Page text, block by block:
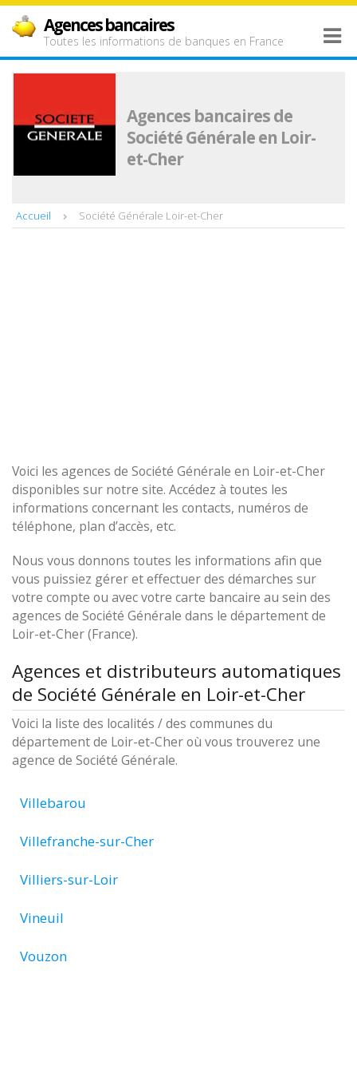
Agences bancaires
Toutes les informations de banques en France
Agences bancaires de
Société Générale en Loir-
et-Cher
Accueil Société Générale Loir-et-Cher
Voici les agences de Société Générale en Loir-et-Cher
disponibles sur notre site. Accédez à toutes les
informations concernant les contacts, numéros de
téléphone, plan d’accès, etc.
Nous vous donnons toutes les informations afin que
vous puissiez gérer et effectuer des démarches sur
votre compte ou avec votre carte bancaire au sein des
agences de Société Générale dans le département de
Loir-et-Cher (France).
Agences et distributeurs automatiques
de Société Générale en Loir-et-Cher
Voici la liste des localités / des communes du
département de Loir-et-Cher où vous trouverez une
agence de Société Générale.
Villebarou
Villefranche-sur-Cher
Villiers-sur-Loir
Vineuil
Vouzon